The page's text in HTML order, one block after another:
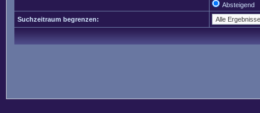
Absteigend
Suchzeitraum begrenzen: